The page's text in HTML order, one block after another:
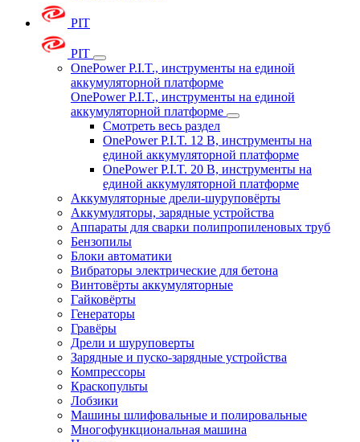
PIT
PIT
OnePower P.I.T., инструменты на единой
аккумуляторной платформе
OnePower P.I.T., инструменты на единой
аккумуляторной платформе
Смотреть весь раздел
OnePower P.I.T. 12 В, инструменты на
единой аккумуляторной платформе
OnePower P.I.T. 20 В, инструменты на
единой аккумуляторной платформе
Аккумуляторные дрели-шуруповёрты
Аккумуляторы, зарядные устройства
Аппараты для сварки полипропиленовых труб
Бензопилы
Блоки автоматики
Вибраторы электрические для бетона
Винтовёрты аккумуляторные
Гайковёрты
Генераторы
Гравёры
Дрели и шуруповерты
Зарядные и пуско-зарядные устройства
Компрессоры
Краскопульты
Лобзики
Машины шлифовальные и полировальные
Многофункциональная машина